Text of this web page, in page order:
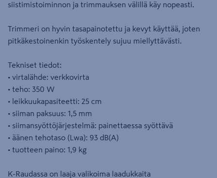
siistimistoiminnon ja trimmauksen välillä käy nopeasti.
Trimmeri on hyvin tasapainotettu ja kevyt käyttää, joten
pitkäkestoinenkin työskentely sujuu miellyttävästi.
Tekniset tiedot:
• virtalähde: verkkovirta
• teho: 350 W
• leikkuukapasiteetti: 25 cm
• siiman paksuus: 1,5 mm
• siimansyöttöjärjestelmä: painettaessa syöttävä
• äänen tehotaso (Lwa): 93 dB(A)
• tuotteen paino: 1,9 kg
K-Raudassa on laaja valikoima laadukkaita